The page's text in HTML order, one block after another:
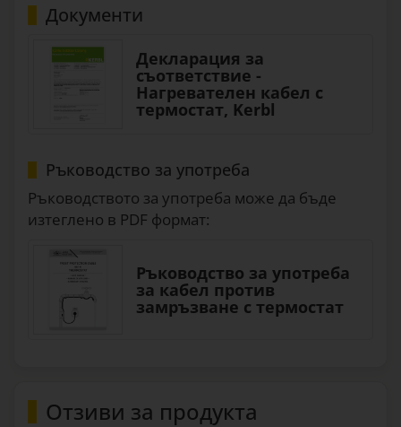
Документи
Декларация за
съответствие -
Нагревателен кабел с
термостат, Kerbl
Ръководство за употреба
Ръководството за употреба може да бъде
изтеглено в PDF формат:
Ръководство за употреба
за кабел против
замръзване с термостат
Отзиви за продукта